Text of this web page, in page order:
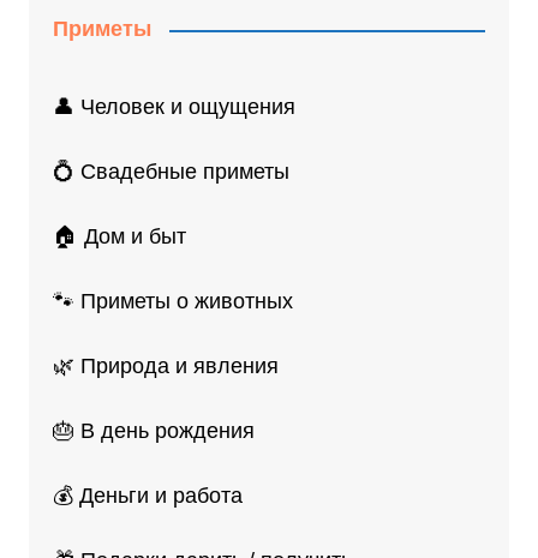
Приметы
👤 Человек и ощущения
💍 Свадебные приметы
🏠 Дом и быт
🐾 Приметы о животных
🌿 Природа и явления
🎂 В день рождения
💰 Деньги и работа